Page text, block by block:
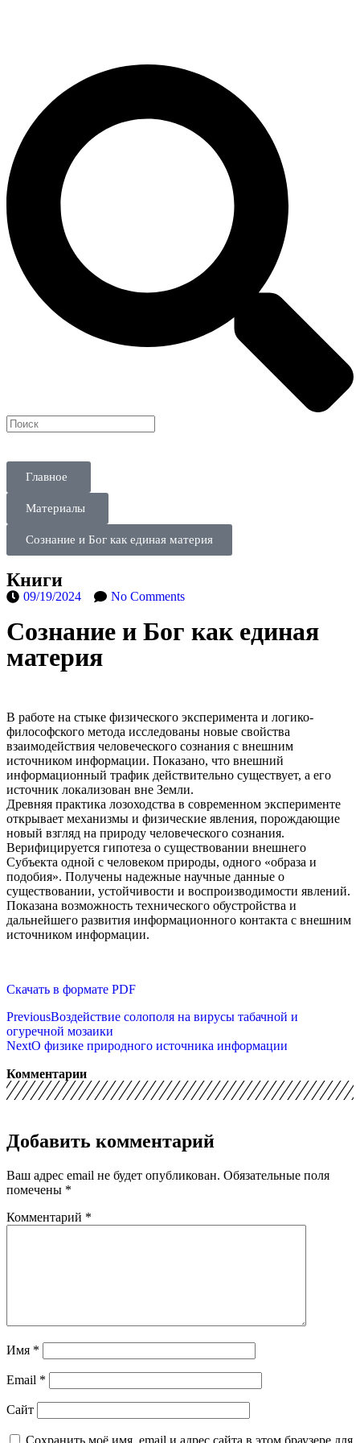
Главное
Материалы
Сознание и Бог как единая материя
Книги
09/19/2024 No Comments
Сознание и Бог как единая
материя
В работе на стыке физического эксперимента и логико-
философского метода исследованы новые свойства
взаимодействия человеческого сознания с внешним
источником информации. Показано, что внешний
информационный трафик действительно существует, а его
источник локализован вне Земли.
Древняя практика лозоходства в современном эксперименте
открывает механизмы и физические явления, порождающие
новый взгляд на природу человеческого сознания.
Верифицируется гипотеза о существовании внешнего
Субъекта одной с человеком природы, одного «образа и
подобия». Получены надежные научные данные о
существовании, устойчивости и воспроизводимости явлений.
Показана возможность технического обустройства и
дальнейшего развития информационного контакта с внешним
источником информации.
Скачать в формате PDF
PreviousВоздействие солополя на вирусы табачной и
огуречной мозаики
NextО физике природного источника информации
Комментарии
Добавить комментарий
Ваш адрес email не будет опубликован. Обязательные поля
помечены *
Комментарий *
Имя *
Email *
Сайт
Сохранить моё имя, email и адрес сайта в этом браузере для